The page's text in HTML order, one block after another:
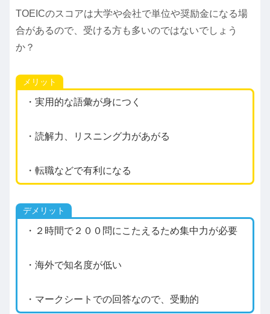
TOEICのスコアは大学や会社で単位や奨励金になる場
合があるので、受ける方も多いのではないでしょう
か？
メリット
・実用的な語彙が身につく
・読解力、リスニング力があがる
・転職などで有利になる
デメリット
・２時間で２００問にこたえるため集中力が必要
・海外で知名度が低い
・マークシートでの回答なので、受動的